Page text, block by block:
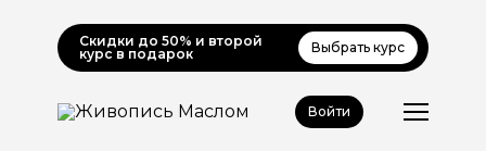
Скидки до 50% и второй
курс в подарок
Выбрать курс
Войти